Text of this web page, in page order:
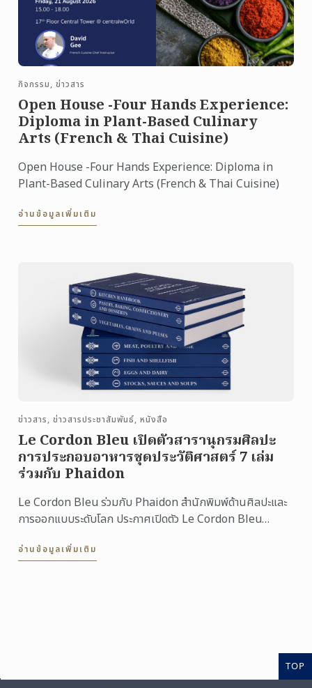
กิจกรรม, ข่าวสาร
Open House -Four Hands Experience:
Diploma in Plant-Based Culinary
Arts (French & Thai Cuisine)
Open House -Four Hands Experience: Diploma in
Plant-Based Culinary Arts (French & Thai Cuisine)
อ่านข้อมูลเพิ่มเติม
ข่าวสาร, ข่าวสารประชาสัมพันธ์, หนังสือ
Le Cordon Bleu เปิดตัวสารานุกรมศิลปะ
การประกอบอาหารชุดประวัติศาสตร์ 7 เล่ม
ร่วมกับ Phaidon
Le Cordon Bleu ร่วมกับ Phaidon สำนักพิมพ์ด้านศิลปะและ
การออกแบบระดับโลก ประกาศเปิดตัว Le Cordon Bleu
อ่านข้อมูลเพิ่มเติม
TOP